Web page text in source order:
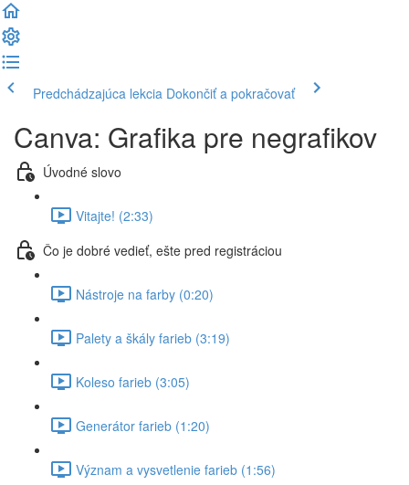
Predchádzajúca lekcia Dokončiť a pokračovať
Canva: Grafika pre negrafikov
Úvodné slovo
Vitajte! (2:33)
Čo je dobré vedieť, ešte pred registráciou
Nástroje na farby (0:20)
Palety a škály farieb (3:19)
Koleso farieb (3:05)
Generátor farieb (1:20)
Význam a vysvetlenie farieb (1:56)